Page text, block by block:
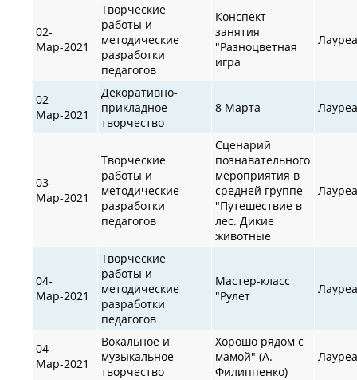
02-
Мар-2021
Творческие
работы и
методические
разработки
педагогов
Конспект
занятия
"Разноцветная
игра
02-
Мар-2021
Декоративно-
прикладное
творчество
8 Марта
03-
Мар-2021
Творческие
работы и
методические
разработки
педагогов
Сценарий
познавательного
мероприятия в
средней группе
"Путешествие в
лес. Дикие
животные
04-
Мар-2021
Творческие
работы и
методические
разработки
педагогов
Мастер-класс
"Рулет
04-
Мар-2021
Вокальное и
музыкальное
творчество
Хорошо рядом с
мамой" (А.
Филиппенко)